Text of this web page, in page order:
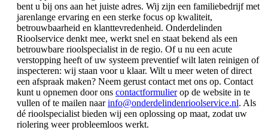
bent u bij ons aan het juiste adres. Wij zijn een familiebedrijf met
jarenlange ervaring en een sterke focus op kwaliteit,
betrouwbaarheid en klanttevredenheid. Onderdelinden
Rioolservice denkt mee, werkt snel en staat bekend als een
betrouwbare rioolspecialist in de regio. Of u nu een acute
verstopping heeft of uw systeem preventief wilt laten reinigen of
inspecteren: wij staan voor u klaar. Wilt u meer weten of direct
een afspraak maken? Neem gerust contact met ons op. Contact
kunt u opnemen door ons contactformulierop de website in te
vullen of te mailen naarinfo@onderdelindenrioolservice.nl. Als
dé rioolspecialist bieden wij een oplossing op maat, zodat uw
riolering weer probleemloos werkt.